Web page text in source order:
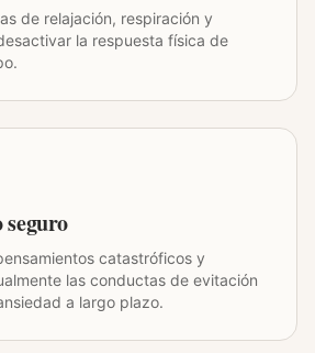
de relajación, respiración y
la respuesta física de
catastróficos y
las conductas de evitación
a largo plazo.